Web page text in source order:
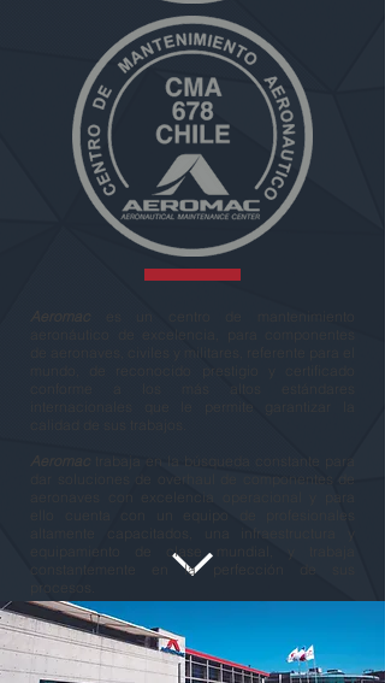
Aeromac
Aeromac
trabaja en la búsqueda constante para
dar soluciones de overhaul de componentes de
equipamiento de clase mundial, y trabaja
constantemente en la perfección de sus
procesos.
Además, ha formado alianzas con importantes
sectores de la industria de la aviación mundial.
Todo lo anterior, le permite garantizar la calidad
del trabajo con los mejores tiempos de respuesta